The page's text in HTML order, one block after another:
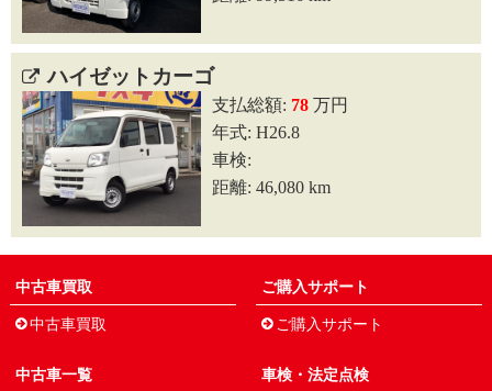
ハイゼットカーゴ
支払総額: 78 万円
年式: H26.8
車検:
距離: 46,080 km
中古車買取
中古車買取
ご購入サポート
ご購入サポート
中古車一覧 車検・法定点検